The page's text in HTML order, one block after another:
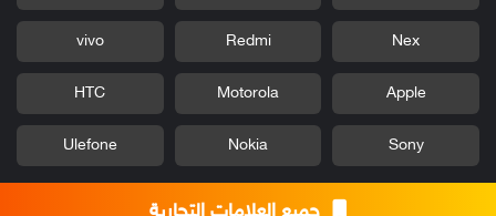
Nex
Redmi
vivo
Apple
Motorola
HTC
Sony
Nokia
Ulefone